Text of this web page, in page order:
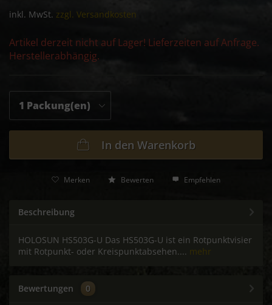
inkl. MwSt. zzgl. Versandkosten
Artikel derzeit nicht auf Lager! Lieferzeiten auf Anfrage.
Herstellerabhängig.
In den Warenkorb
Merken Bewerten Empfehlen
Beschreibung
HOLOSUN HS503G-U Das HS503G-U ist ein Rotpunktvisier
mit Rotpunkt- oder Kreispunktabsehen.... mehr
Bewertungen 0